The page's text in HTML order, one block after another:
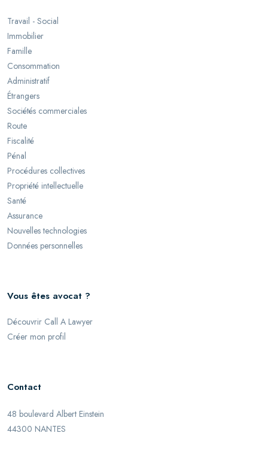
Travail - Social
Immobilier
Famille
Consommation
Administratif
Étrangers
Sociétés commerciales
Route
Fiscalité
Pénal
Procédures collectives
Propriété intellectuelle
Santé
Assurance
Nouvelles technologies
Données personnelles
Vous êtes avocat ?
Découvrir Call A Lawyer
Créer mon profil
Contact
48 boulevard Albert Einstein
44300 NANTES